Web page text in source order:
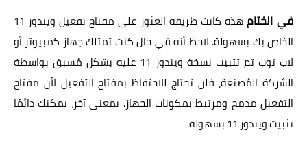
في الختام
هذه كانت طريقة العثور على مفتاح تفعيل ويندوز 11
الخاص بك بسهولة. لاحظ أنه في حال كنت تمتلك جهاز كمبيوتر أو
لاب توب تم تثبيت نسخة ويندوز 11 عليه بشكل مُسبق بواسطة
الشركة المُصنعة، فلن تحتاج للاحتفاظ بمفتاح التفعيل لأن مفتاح
التفعيل مدمج ومرتبط بمكونات الجهاز. بمعنى آخر، يمكنك دائمًا
تثبيت ويندوز 11 بسهولة.